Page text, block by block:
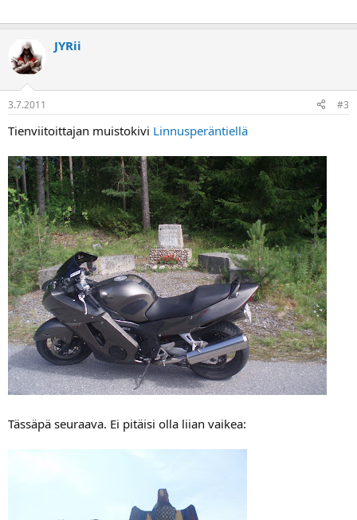
JYRii
3.7.2011 #3
Tienviitoittajan muistokivi Linnusperäntiellä
Tässäpä seuraava. Ei pitäisi olla liian vaikea: